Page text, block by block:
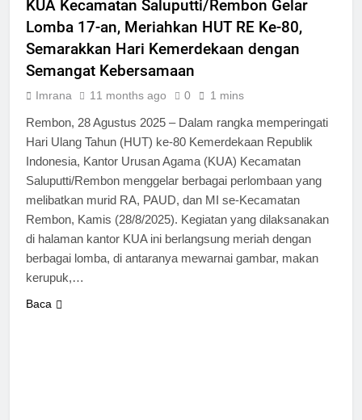
KUA Kecamatan Saluputti/Rembon Gelar
Lomba 17-an, Meriahkan HUT RE Ke-80,
Semarakkan Hari Kemerdekaan dengan
Semangat Kebersamaan
Imrana 11 months ago 0 1 mins
Rembon, 28 Agustus 2025 – Dalam rangka memperingati
Hari Ulang Tahun (HUT) ke-80 Kemerdekaan Republik
Indonesia, Kantor Urusan Agama (KUA) Kecamatan
Saluputti/Rembon menggelar berbagai perlombaan yang
melibatkan murid RA, PAUD, dan MI se-Kecamatan
Rembon, Kamis (28/8/2025). Kegiatan yang dilaksanakan
di halaman kantor KUA ini berlangsung meriah dengan
berbagai lomba, di antaranya mewarnai gambar, makan
kerupuk,…
Baca